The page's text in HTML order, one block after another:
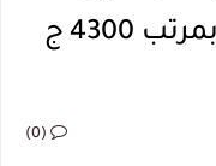
خدمة عملاء وكول سنتر بمرتب 4300 ج
(0)